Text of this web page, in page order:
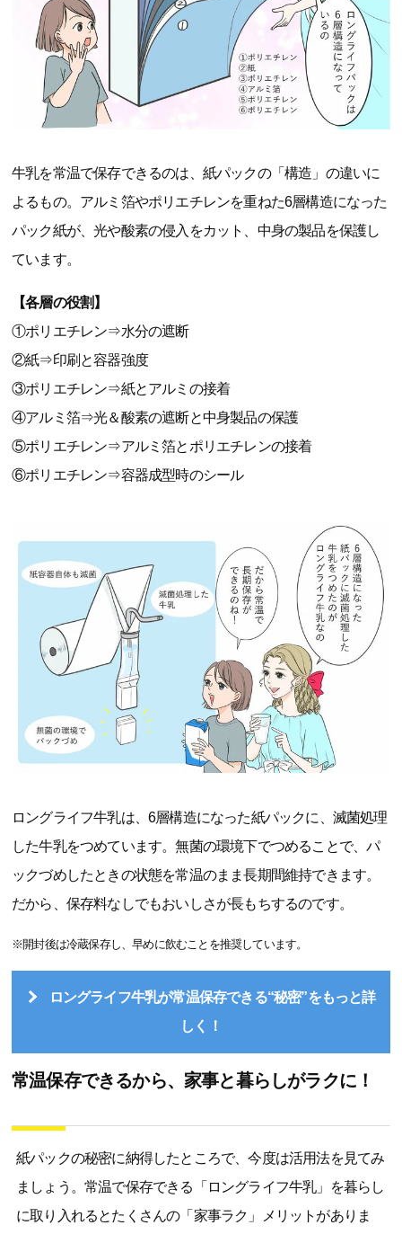
牛乳を常温で保存できるのは、紙パックの「構造」の違いに
よるもの。アルミ箔やポリエチレンを重ねた6層構造になった
パック紙が、光や酸素の侵入をカット、中身の製品を保護し
ています。
【各層の役割】
①ポリエチレン⇒水分の遮断
②紙⇒印刷と容器強度
③ポリエチレン⇒紙とアルミの接着
④アルミ箔⇒光＆酸素の遮断と中身製品の保護
⑤ポリエチレン⇒アルミ箔とポリエチレンの接着
⑥ポリエチレン⇒容器成型時のシール
ロングライフ牛乳は、6層構造になった紙パックに、滅菌処理
した牛乳をつめています。無菌の環境下でつめることで、パ
ックづめしたときの状態を常温のまま長期間維持できます。
だから、保存料なしでもおいしさが長もちするのです。
※開封後は冷蔵保存し、早めに飲むことを推奨しています。
ロングライフ牛乳が常温保存できる“秘密”をもっと詳
しく！
常温保存できるから、家事と暮らしがラクに！
紙パックの秘密に納得したところで、今度は活用法を見てみ
ましょう。常温で保存できる「ロングライフ牛乳」を暮らし
に取り入れるとたくさんの「家事ラク」メリットがありま